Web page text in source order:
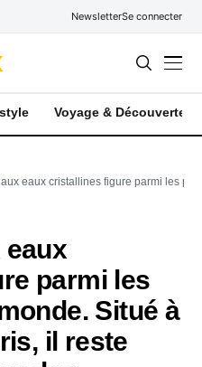
NewsletterSe connecter
Voyage & Découverte
eaux cristallines figure parmi les
eaux
parmi les
Situé à
il reste